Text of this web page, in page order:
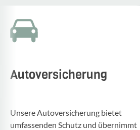
Autoversicherung
Unsere Auto­ver­si­che­rung bietet
umfas­senden Schutz und über­nimmt